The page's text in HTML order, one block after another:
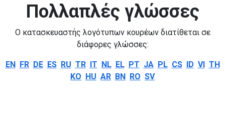
Πολλαπλές γλώσσες
Ο κατασκευαστής λογότυπων κουρέων διατίθεται σε
διάφορες γλώσσες:
EN FR DE ES RU TR IT NL EL PT JA PL CS ID VI TH
KO HU AR BN RO SV